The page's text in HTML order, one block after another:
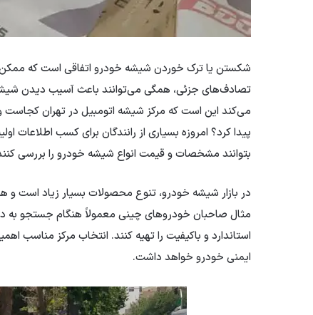
شکستن یا ترک خوردن شیشه خودرو اتفاقی است که ممکن
تصادف‌های جزئی، همگی می‌توانند باعث آسیب دیدن
می‌کند این است که مرکز شیشه اتومبیل در تهران
پیدا کرد؟ امروزه بسیاری از رانندگان برای کسب
بتوانند مشخصات و قیمت انواع شیشه خودرو را بررسی
در بازار شیشه خودرو، تنوع محصولات بسیار زیاد است و
مثال صاحبان خودروهای چینی معمولاً هنگام جستجو به
استاندارد و باکیفیت را تهیه کنند. انتخاب مرکز مناسب
ایمنی خودرو خواهد داشت.